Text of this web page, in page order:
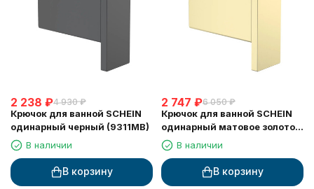
2 238 ₽4 930 ₽
Крючок для ванной SCHEIN
одинарный черный (9311MB)
В наличии
В корзину
2 747 ₽6 050 ₽
Крючок для ванной SCHEIN
одинарный матовое золото
(9311BG)
В наличии
В корзину